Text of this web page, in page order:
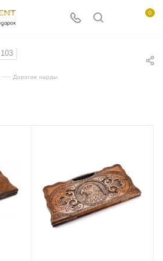
0
103
— Дорогие нарды